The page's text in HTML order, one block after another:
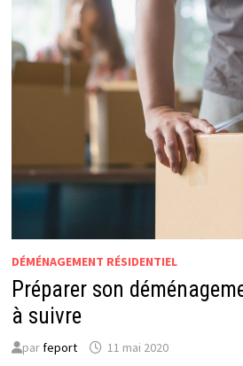
VOUS
ACCOMPAGNER
VOTRE
DÉMÉNAGEMENT
DÉMÉNAGEMENT RÉSIDENTIEL
Préparer son
à suivre
parfeport 11 mai 2020